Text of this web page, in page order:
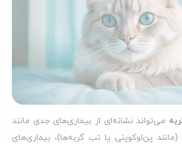
می‌تواند نشانه‌ای از بیماری‌های جدی مانند
پن‌لوکوپنی یا تب گربه‌ها)، بیماری‌های